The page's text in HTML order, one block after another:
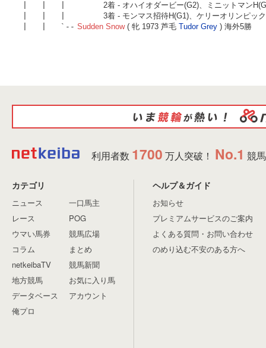
2着 - オハイオダービー(G2)、ミニットマン
3着 - モンマス招待H(G1)、ケリーオリンピッ
| | `-- Sudden Snow( 牝 1973 芦毛 Tudor Grey ) 海外5勝
利用者数 1700 万人突破！ No.1 競
カテゴリ
ニュース
レース
ウマい馬券
コラム
netkeibaTV
地方競馬
データベース
俺プロ
一口馬主
POG
競馬広場
まとめ
競馬新聞
お気に入り馬
アカウント
ヘルプ＆ガイド
お知らせ
プレミアムサービスのご案内
よくある質問・お問い合わせ
のめり込む不安のある方へ